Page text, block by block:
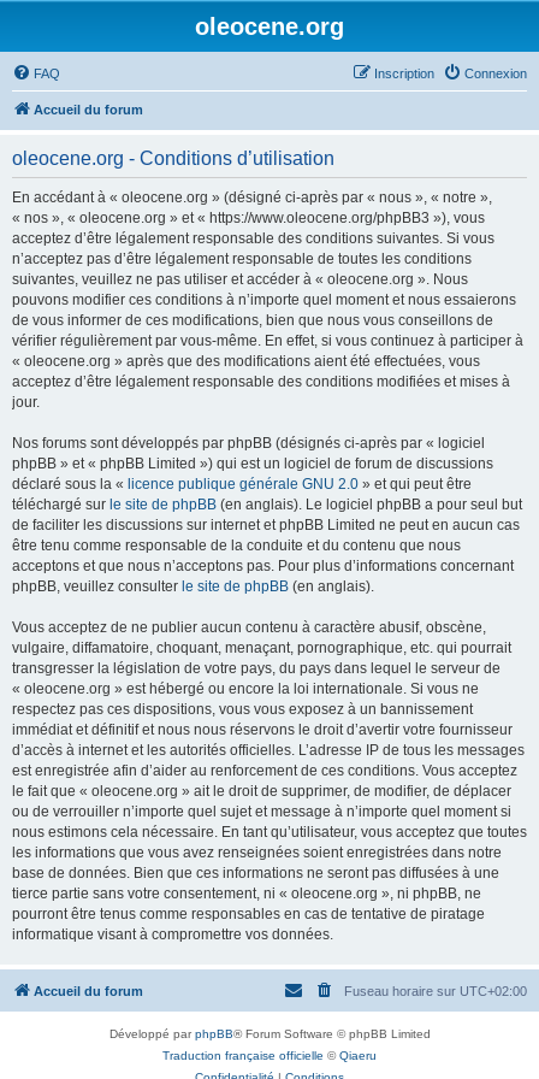
oleocene.org
FAQ Connexion
Inscription
Accueil du forum
oleocene.org - Conditions d’utilisation
En accédant à « oleocene.org » (désigné ci-après par « nous », « notre »,
« nos », « oleocene.org » et « https://www.oleocene.org/phpBB3 »), vous
acceptez d’être légalement responsable des conditions suivantes. Si vous
n’acceptez pas d’être légalement responsable de toutes les conditions
suivantes, veuillez ne pas utiliser et accéder à « oleocene.org ». Nous
pouvons modifier ces conditions à n’importe quel moment et nous essaierons
de vous informer de ces modifications, bien que nous vous conseillons de
vérifier régulièrement par vous-même. En effet, si vous continuez à participer à
« oleocene.org » après que des modifications aient été effectuées, vous
acceptez d’être légalement responsable des conditions modifiées et mises à
jour.
Nos forums sont développés par phpBB (désignés ci-après par « logiciel
phpBB » et « phpBB Limited ») qui est un logiciel de forum de discussions
déclaré sous la « licence publique générale GNU 2.0 » et qui peut être
téléchargé sur le site de phpBB (en anglais). Le logiciel phpBB a pour seul but
de faciliter les discussions sur internet et phpBB Limited ne peut en aucun cas
être tenu comme responsable de la conduite et du contenu que nous
acceptons et que nous n’acceptons pas. Pour plus d’informations concernant
phpBB, veuillez consulter le site de phpBB (en anglais).
Vous acceptez de ne publier aucun contenu à caractère abusif, obscène,
vulgaire, diffamatoire, choquant, menaçant, pornographique, etc. qui pourrait
transgresser la législation de votre pays, du pays dans lequel le serveur de
« oleocene.org » est hébergé ou encore la loi internationale. Si vous ne
respectez pas ces dispositions, vous vous exposez à un bannissement
immédiat et définitif et nous nous réservons le droit d’avertir votre fournisseur
d’accès à internet et les autorités officielles. L’adresse IP de tous les messages
est enregistrée afin d’aider au renforcement de ces conditions. Vous acceptez
le fait que « oleocene.org » ait le droit de supprimer, de modifier, de déplacer
ou de verrouiller n’importe quel sujet et message à n’importe quel moment si
nous estimons cela nécessaire. En tant qu’utilisateur, vous acceptez que toutes
les informations que vous avez renseignées soient enregistrées dans notre
base de données. Bien que ces informations ne seront pas diffusées à une
tierce partie sans votre consentement, ni « oleocene.org », ni phpBB, ne
pourront être tenus comme responsables en cas de tentative de piratage
informatique visant à compromettre vos données.
Accueil du forum Fuseau horaire sur UTC+02:00
Développé parphpBB® Forum Software © phpBB Limited
Traduction française officielle ©Qiaeru